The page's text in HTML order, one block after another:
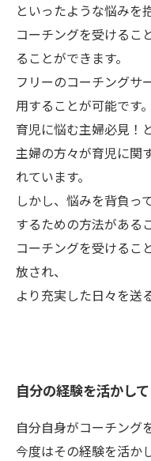
といったような悩みを
コーチングを受けるこ
ることができます。
フリーのコーチングサ
用することが可能です。
育児に悩む主婦必見！
主婦の方々が育児に関
れています。
しかし、悩みを背負っ
するための方法がある
コーチングを受けるこ
放され、
より充実した日々を送
自分の経験を活かして
自分自身がコーチング
今度はその経験を活か